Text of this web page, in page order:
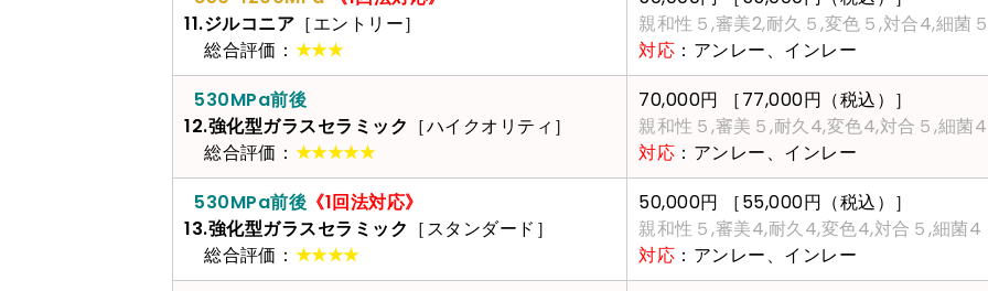
11.ジルコニア ［エントリー］
総合評価： ★★★
親和性５,審美2,耐久５,変色５,対合4,細菌
対応 ：アンレー、インレー
530MPa前後
12.強化型ガラスセラミック ［ハイクオリティ］
総合評価： ★★★★★
70,000円 ［77,000円（税込）］
親和性５,審美５,耐久4,変色4,対合５,細菌4
対応 ：アンレー、インレー
530MPa前後 《1回法対応》
13.強化型ガラスセラミック ［スタンダード］
総合評価： ★★★★
50,000円 ［55,000円（税込）］
親和性５,審美4,耐久4,変色4,対合５,細菌4
対応 ：アンレー、インレー